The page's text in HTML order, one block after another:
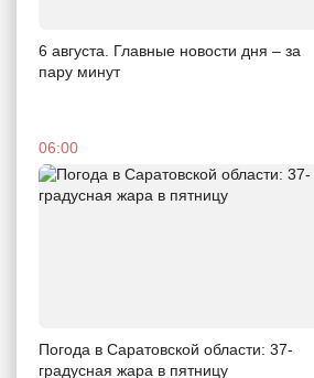
6 августа. Главные новости дня – за
пару минут
06:00
Погода в Саратовской области: 37-
градусная жара в пятницу